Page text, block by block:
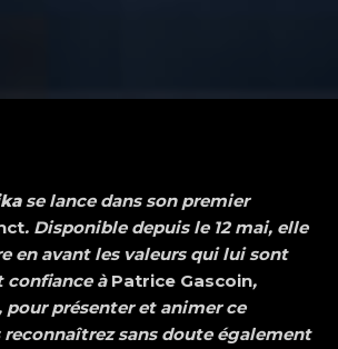
se lance dansson premier
. Disponible depuis le 12 mai, elle
en avant les valeurs qui lui sont
confiance à Patrice Gascoin,
présenter et animer ce
reconnaîtrez sans doute également